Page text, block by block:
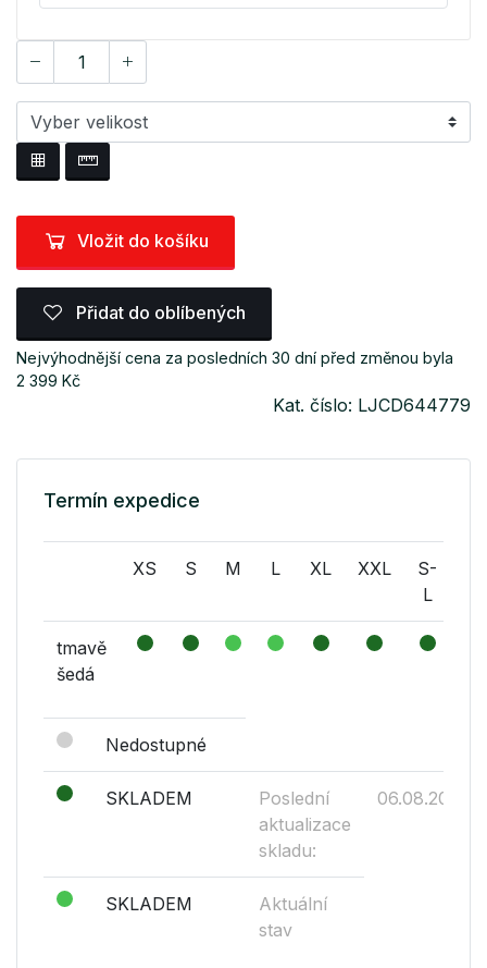
Vložit do košíku
Přidat do oblíbených
Nejvýhodnější cena za posledních 30 dní před změnou byla
2 399 Kč
Kat. číslo: LJCD644779
Termín expedice
XS S M L XL XXL
S-
L
tmavě
šedá
Nedostupné
SKLADEM
Poslední
aktualizace
skladu:
06.08.2026
SKLADEM
Aktuální
stav